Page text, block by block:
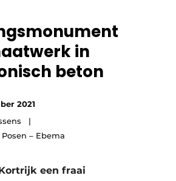
statement
in
beton
2021
– Ebema
een fraai